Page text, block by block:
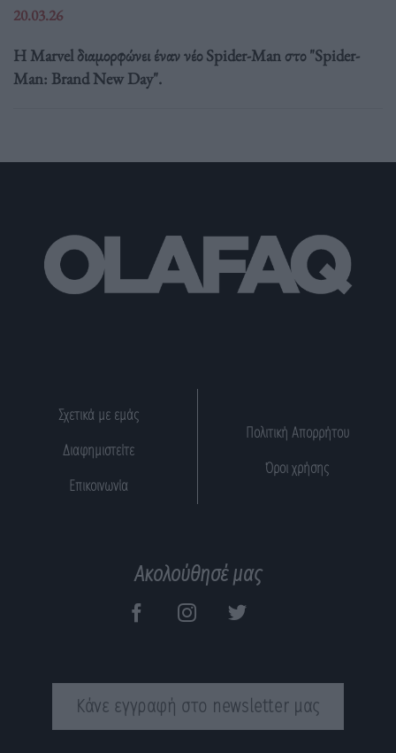
20.03.26
Η Marvel διαμορφώνει έναν νέο Spider-Man στο "Spider-
Man: Brand New Day".
Σχετικά με εμάς
Διαφημιστείτε
Επικοινωνία
Πολιτική Απορρήτου
Όροι χρήσης
Ακολούθησέ μας
Κάνε εγγραφή στο newsletter μας